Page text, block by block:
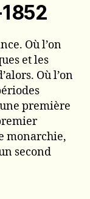
Où l’on
et les
Où l’on
première
monarchie,
second